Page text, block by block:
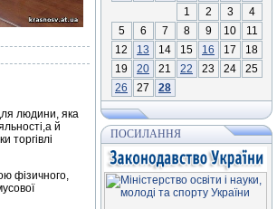
людини, яка
й
торгівлі
фізичного,
1
2 3
4
5
6 7 8 9 10
11
12
13 14 15 16 17
18
19
20 21 22 23 24
25
26
27 28
ПОСИЛАННЯ